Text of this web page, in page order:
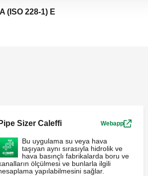
(ISO 228-1) E
Pipe Sizer Caleffi Webapp
Bu uygulama su veya hava
taşıyan aynı sırasıyla hidrolik ve
hava basınçlı fabrikalarda boru ve
ölçülmesi ve bunlarla ilgili
yapılabilmesini sağlar.